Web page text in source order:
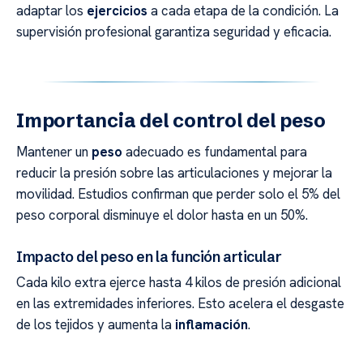
adaptar los ejercicios a cada etapa de la condición. La
supervisión profesional garantiza seguridad y eficacia.
Importancia del control del peso
Mantener un peso adecuado es fundamental para
reducir la presión sobre las articulaciones y mejorar la
movilidad. Estudios confirman que perder solo el 5% del
peso corporal disminuye el dolor hasta en un 50%.
Impacto del peso en la función articular
Cada kilo extra ejerce hasta 4 kilos de presión adicional
en las extremidades inferiores. Esto acelera el desgaste
de los tejidos y aumenta la inflamación.